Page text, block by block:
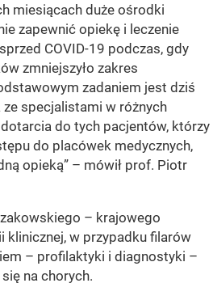
miesiącach duże ośrodki
zapewnić opiekę i leczenie
COVID-19 podczas, gdy
zmniejszyło zakres
zadaniem jest dziś
specjalistami w różnych
do tych pacjentów, którzy
do placówek medycznych,
opieką” – mówił prof. Piotr
– krajowego
klinicznej, w przypadku filarów
– profilaktyki i diagnostyki –
na chorych.